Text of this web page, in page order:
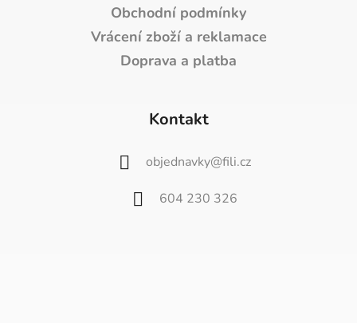
Obchodní podmínky
Vrácení zboží a reklamace
Doprava a platba
Kontakt
objednavky@fili.cz
604 230 326